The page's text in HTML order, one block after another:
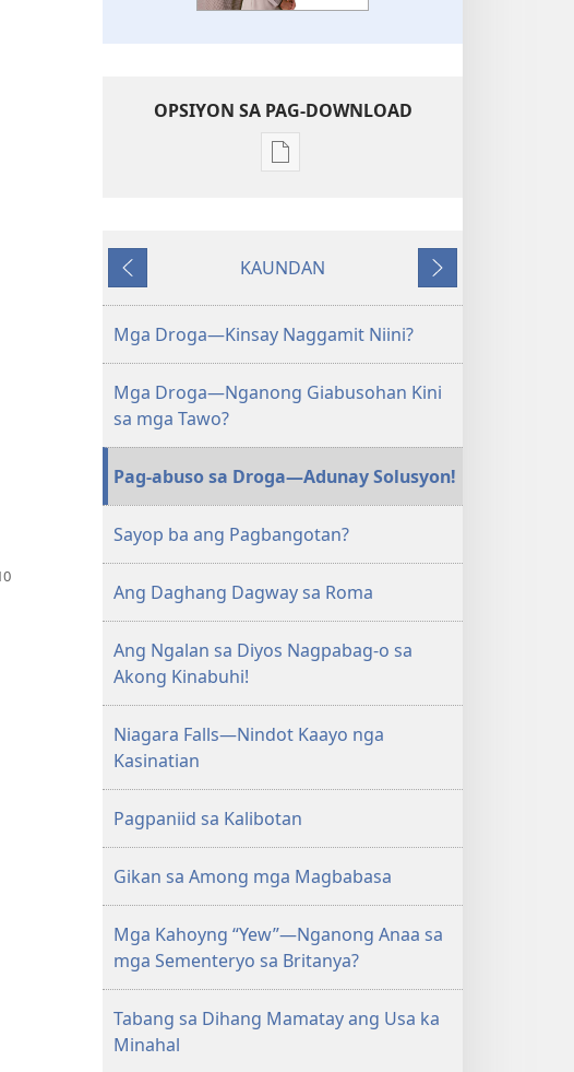
OPSIYON SA PAG-DOWNLOAD
Opsiyon
sa
MAGASIN
Hulyo 8,
Miagi
KAUNDAN
Sunod
Mga Droga—Kinsay Naggamit Niini?
Mga Droga—Nganong Giabusohan Kini
sa mga Tawo?
Pag-abuso sa Droga—Adunay Solusyon!
Sayop ba ang Pagbangotan?
Ang Daghang Dagway sa Roma
Ang Ngalan sa Diyos Nagpabag-o sa
Akong Kinabuhi!
Niagara Falls—Nindot Kaayo nga
Kasinatian
Pagpaniid sa Kalibotan
Gikan sa Among mga Magbabasa
Mga Kahoyng “Yew”—Nganong Anaa sa
mga Sementeryo sa Britanya?
Tabang sa Dihang Mamatay ang Usa ka
Minahal